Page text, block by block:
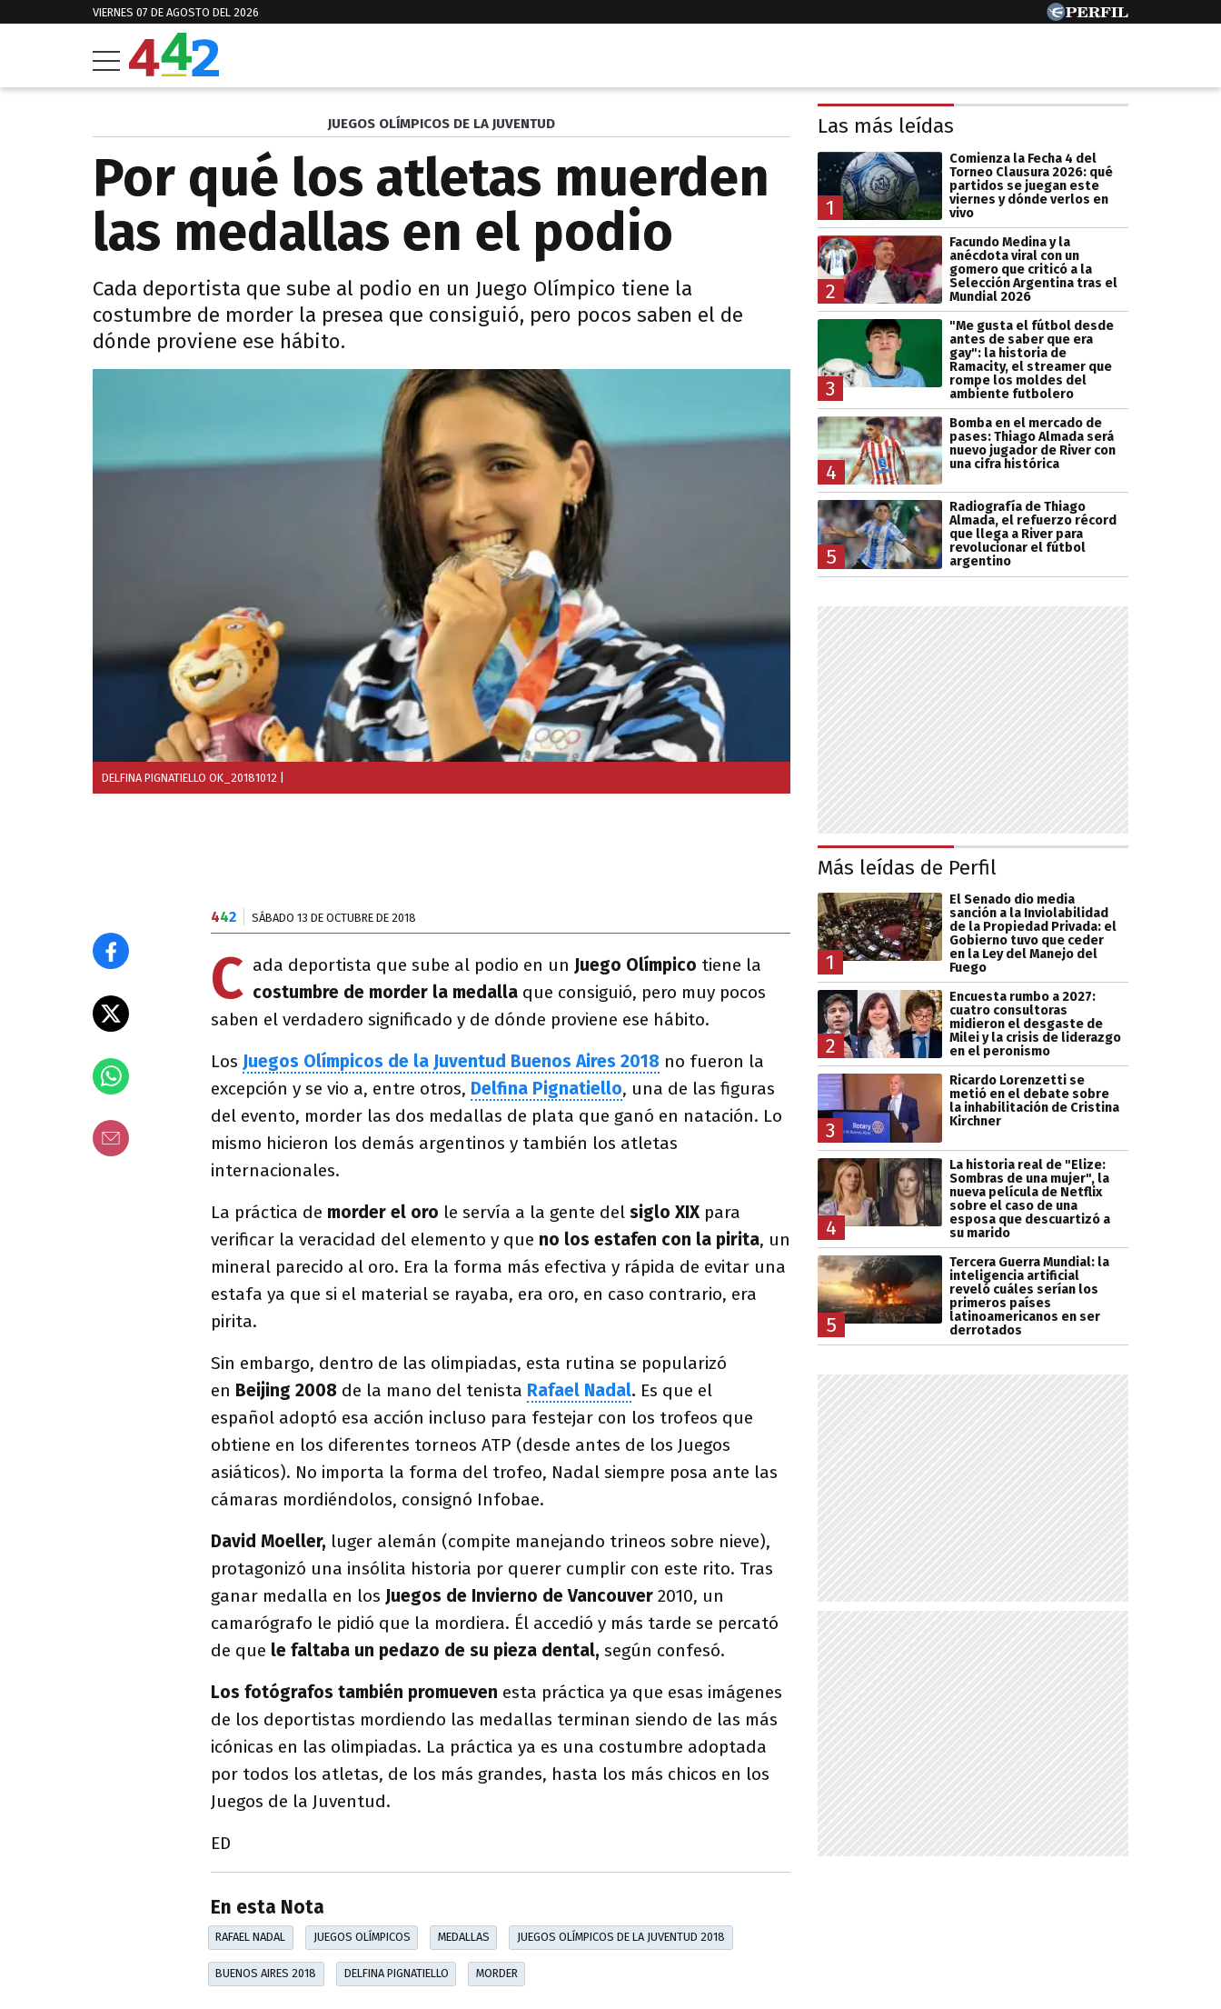
VIERNES 07 DE AGOSTO DEL 2026
JUEGOS OLÍMPICOS DE LA JUVENTUD
Por qué los atletas muerden
las medallas en el podio
Cada deportista que sube al podio en un Juego Olímpico tiene la
costumbre de morder la presea que consiguió, pero pocos saben el de
dónde proviene ese hábito.
DELFINA PIGNATIELLO OK_20181012
442 SÁBADO 13 DE OCTUBRE DE 2018
C ada deportista que sube al podio en un Juego Olímpico tiene la
costumbre de morder la medalla que consiguió, pero muy pocos
saben el verdadero significado y de dónde proviene ese hábito.
Los Juegos Olímpicos de la Juventud Buenos Aires 2018 no fueron la
excepción y se vio a, entre otros, Delfina Pignatiello, una de las figuras
del evento, morder las dos medallas de plata que ganó en natación. Lo
mismo hicieron los demás argentinos y también los atletas
internacionales.
La práctica de morder el oro le servía a la gente del siglo XIX para
verificar la veracidad del elemento y que no los estafen con la pirita, un
mineral parecido al oro. Era la forma más efectiva y rápida de evitar una
estafa ya que si el material se rayaba, era oro, en caso contrario, era
pirita.
Sin embargo, dentro de las olimpiadas, esta rutina se popularizó
en Beijing 2008 de la mano del tenista Rafael Nadal. Es que el
español adoptó esa acción incluso para festejar con los trofeos que
obtiene en los diferentes torneos ATP (desde antes de los Juegos
asiáticos). No importa la forma del trofeo, Nadal siempre posa ante las
cámaras mordiéndolos, consignó Infobae.
David Moeller, luger alemán (compite manejando trineos sobre nieve),
protagonizó una insólita historia por querer cumplir con este rito. Tras
ganar medalla en los Juegos de Invierno de Vancouver 2010, un
camarógrafo le pidió que la mordiera. Él accedió y más tarde se percató
de que le faltaba un pedazo de su pieza dental, según confesó.
Los fotógrafos también promueven esta práctica ya que esas imágenes
de los deportistas mordiendo las medallas terminan siendo de las más
icónicas en las olimpiadas. La práctica ya es una costumbre adoptada
por todos los atletas, de los más grandes, hasta los más chicos en los
Juegos de la Juventud.
ED
En esta Nota
RAFAEL NADAL JUEGOS OLÍMPICOS MEDALLAS JUEGOS OLÍMPICOS DE LA JUVENTUD 2018
BUENOS AIRES 2018 DELFINA PIGNATIELLO MORDER
Las más leídas
1
Comienza la Fecha 4 del
Torneo Clausura 2026: qué
partidos se juegan este
viernes y dónde verlos en
vivo
2
Facundo Medina y la
anécdota viral con un
gomero que criticó a la
Selección Argentina tras el
Mundial 2026
3
"Me gusta el fútbol desde
antes de saber que era
gay": la historia de
Ramacity, el streamer que
rompe los moldes del
ambiente futbolero
4
Bomba en el mercado de
pases: Thiago Almada será
nuevo jugador de River con
una cifra histórica
5
Radiografía de Thiago
Almada, el refuerzo récord
que llega a River para
revolucionar el fútbol
argentino
Más leídas de Perfil
1
El Senado dio media
sanción a la Inviolabilidad
de la Propiedad Privada: el
Gobierno tuvo que ceder
en la Ley del Manejo del
Fuego
2
Encuesta rumbo a 2027:
cuatro consultoras
midieron el desgaste de
Milei y la crisis de liderazgo
en el peronismo
3
Ricardo Lorenzetti se
metió en el debate sobre
la inhabilitación de Cristina
Kirchner
4
La historia real de "Elize:
Sombras de una mujer", la
nueva película de Netflix
sobre el caso de una
esposa que descuartizó a
su marido
5
Tercera Guerra Mundial: la
inteligencia artificial
reveló cuáles serían los
primeros países
latinoamericanos en ser
derrotados